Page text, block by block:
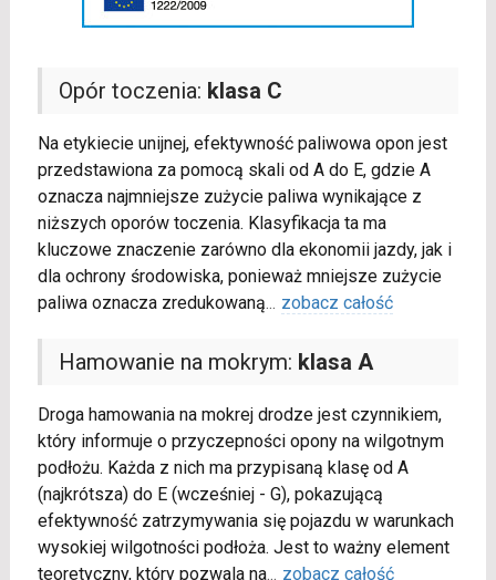
Opór toczenia: klasa C
Na etykiecie unijnej, efektywność paliwowa opon jest
przedstawiona za pomocą skali od A do E, gdzie A
oznacza najmniejsze zużycie paliwa wynikające z
niższych oporów toczenia. Klasyfikacja ta ma
kluczowe znaczenie zarówno dla ekonomii jazdy, jak i
dla ochrony środowiska, ponieważ mniejsze zużycie
paliwa oznacza zredukowaną... zobacz całość
Hamowanie na mokrym: klasa A
Droga hamowania na mokrej drodze jest czynnikiem,
który informuje o przyczepności opony na wilgotnym
podłożu. Każda z nich ma przypisaną klasę od A
(najkrótsza) do E (wcześniej - G), pokazującą
efektywność zatrzymywania się pojazdu w warunkach
wysokiej wilgotności podłoża. Jest to ważny element
teoretyczny, który pozwala na... zobacz całość